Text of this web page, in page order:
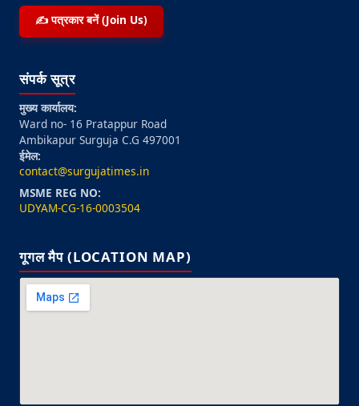
✍️ पत्रकार बनें (Join Us)
संपर्क सूत्र
मुख्य कार्यालय:
Ward no- 16 Pratappur Road
Ambikapur Surguja C.G 497001
ईमेल:
contact@surgujatimes.in
MSME REG NO:
UDYAM-CG-16-0003504
गूगल मैप (LOCATION MAP)